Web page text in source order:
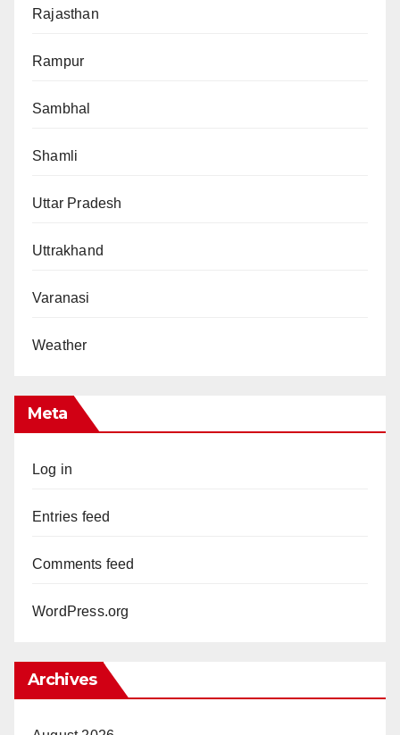
Rajasthan
Rampur
Sambhal
Shamli
Uttar Pradesh
Uttrakhand
Varanasi
Weather
Meta
Log in
Entries feed
Comments feed
WordPress.org
Archives